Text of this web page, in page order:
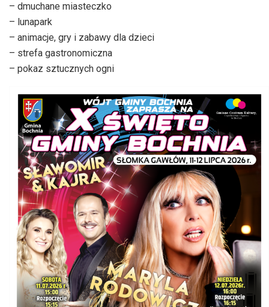
– dmuchane miasteczko
– lunapark
– animacje, gry i zabawy dla dzieci
– strefa gastronomiczna
– pokaz sztucznych ogni